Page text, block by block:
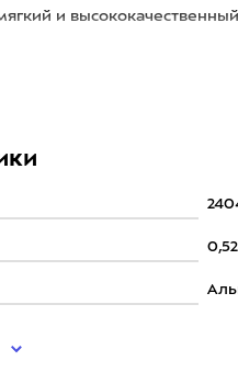
и